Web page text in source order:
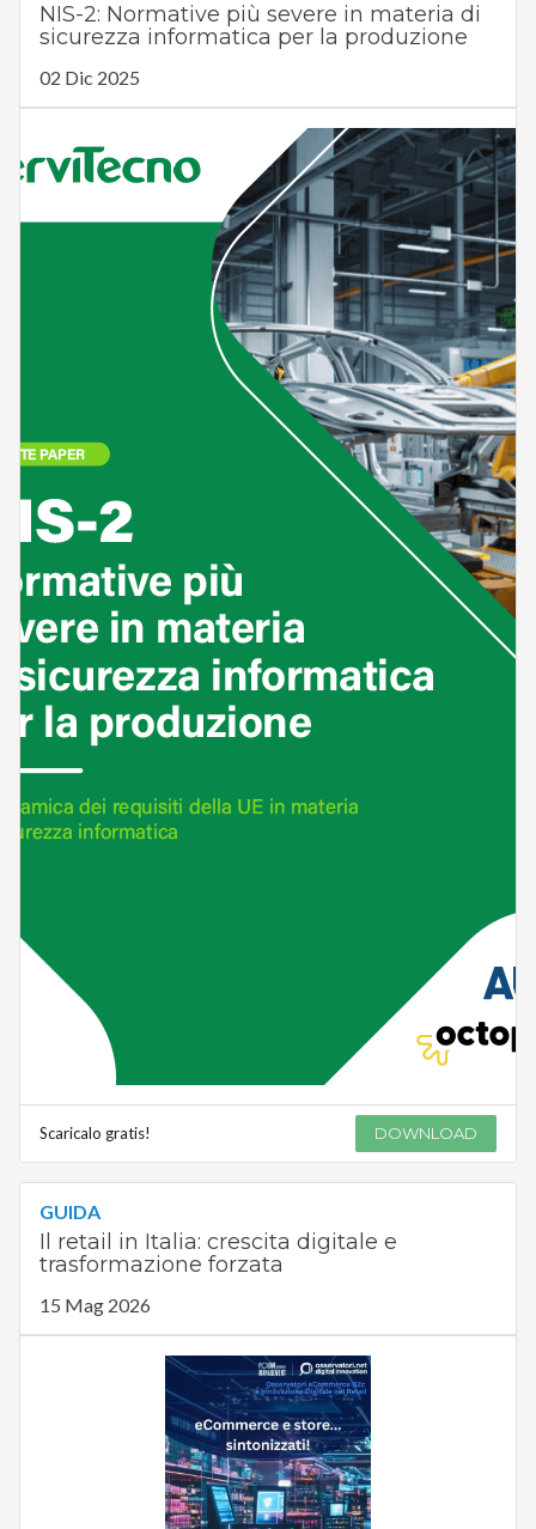
NIS-2: Normative più severe in materia di
sicurezza informatica per la produzione
02 Dic 2025
Scaricalo gratis! DOWNLOAD
GUIDA
Il retail in Italia: crescita digitale e
trasformazione forzata
15 Mag 2026